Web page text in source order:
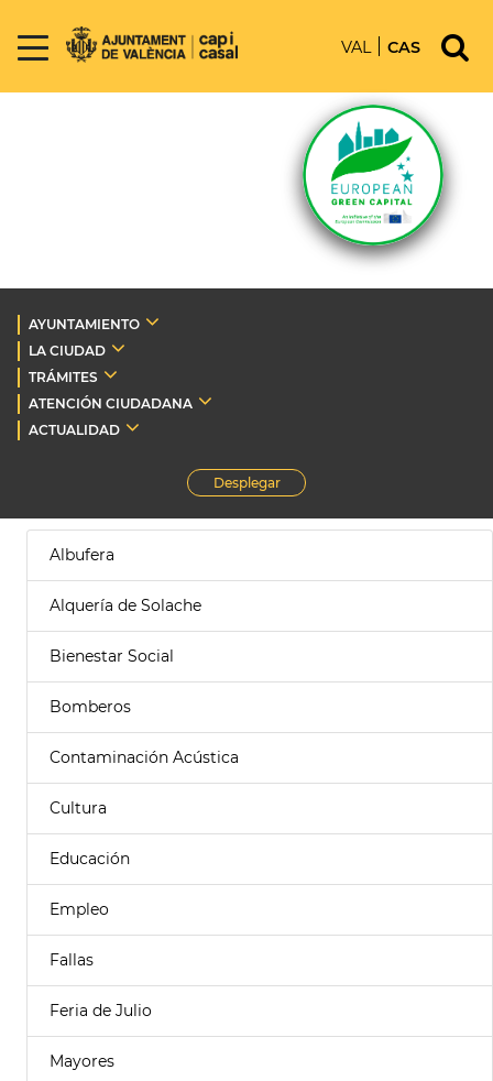
VAL CAS
AYUNTAMIENTO
LA CIUDAD
TRÁMITES
ATENCIÓN CIUDADANA
ACTUALIDAD
Desplegar
Albufera
Alquería de Solache
Bienestar Social
Bomberos
Contaminación Acústica
Cultura
Educación
Empleo
Fallas
Feria de Julio
Mayores